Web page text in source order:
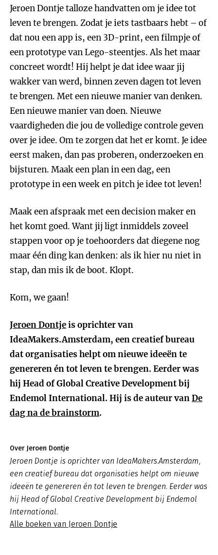
Jeroen Dontje talloze handvatten om je idee tot
leven te brengen. Zodat je iets tastbaars hebt – of
dat nou een app is, een 3D-print, een filmpje of
een prototype van Lego-steentjes. Als het maar
concreet wordt! Hij helpt je dat idee waar jij
wakker van werd, binnen zeven dagen tot leven
te brengen. Met een nieuwe manier van denken.
Een nieuwe manier van doen. Nieuwe
vaardigheden die jou de volledige controle geven
over je idee. Om te zorgen dat het er komt. Je idee
eerst maken, dan pas proberen, onderzoeken en
bijsturen. Maak een plan in een dag, een
prototype in een week en pitch je idee tot leven!
Maak een afspraak met een decision maker en
het komt goed. Want jij ligt inmiddels zoveel
stappen voor op je toehoorders dat diegene nog
maar één ding kan denken: als ik hier nu niet in
stap, dan mis ik de boot. Klopt.
Kom, we gaan!
Jeroen Dontjeis oprichter van
IdeaMakers.Amsterdam, een creatief bureau
dat organisaties helpt om nieuwe ideeën te
genereren én tot leven te brengen. Eerder was
hij Head of Global Creative Development bij
Endemol International. Hij is de auteur vanDe
dag na de brainstorm.
Over Jeroen Dontje
Jeroen Dontje is oprichter van IdeaMakers.Amsterdam,
een creatief bureau dat organisaties helpt om nieuwe
ideeën te genereren én tot leven te brengen. Eerder was
hij Head of Global Creative Development bij Endemol
International.
Alle boeken van Jeroen Dontje